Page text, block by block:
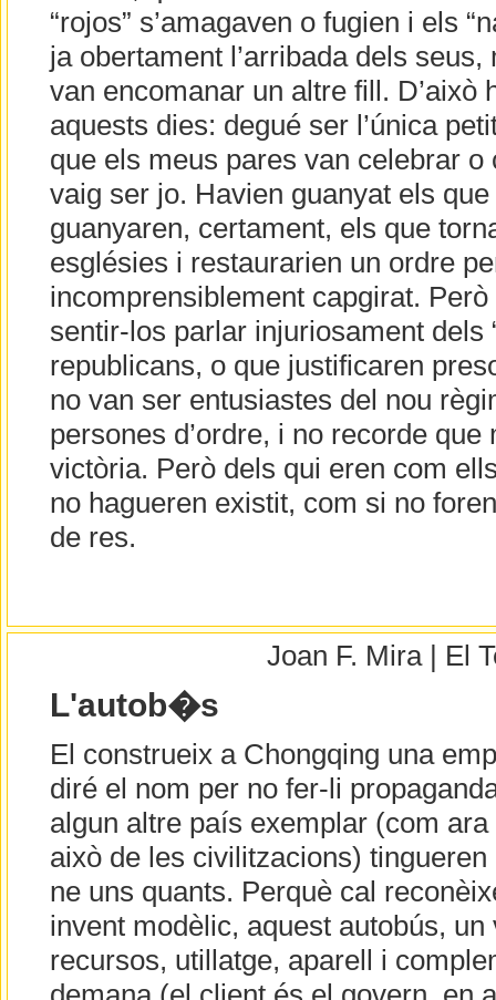
“rojos” s’amagaven o fugien i els
ja obertament l’arribada dels
van encomanar un altre fill. D’això
aquests dies: degué ser l’única
que els meus pares van celebrar o
vaig ser jo. Havien guanyat els
guanyaren, certament, els que
esglésies i restaurarien un ordre
incomprensiblement capgirat.
sentir-los parlar injuriosament dels
republicans, o que justificaren
no van ser entusiastes del nou
persones d’ordre, i no recorde
victòria. Però dels qui eren com
no hagueren existit, com si no
de res.
Joan F. Mira | El
L'autob�s
El construeix a Chongqing una
diré el nom per no fer-li
algun altre país exemplar (com ara
això de les civilitzacions) tingueren
ne uns quants. Perquè cal
invent modèlic, aquest autobús,
recursos, utillatge, aparell i